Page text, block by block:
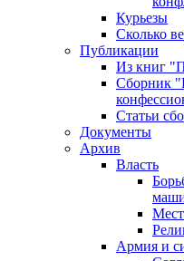
Курьезы
Сколько
Публикации
Из книг
Сборник
Статьи
Документы
Архив
Власть
Армия и